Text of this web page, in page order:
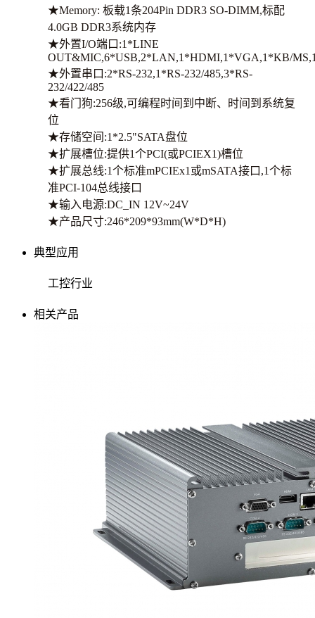
★Memory: 板载1条204Pin DDR3 SO-DIMM,标配
4.0GB DDR3系统内存
★外置I/O端口:1*LINE
OUT&MIC,6*USB,2*LAN,1*HDMI,1*VGA,1*KB/
★外置串口:2*RS-232,1*RS-232/485,3*RS-
232/422/485
★看门狗:256级,可编程时间到中断、时间到系统复
位
★存储空间:1*2.5"SATA盘位
★扩展槽位:提供1个PCI(或PCIEX1)槽位
★扩展总线:1个标准mPCIEx1或mSATA接口,1个标
准PCI-104总线接口
★输入电源:DC_IN 12V~24V
★产品尺寸:246*209*93mm(W*D*H)
典型应用
工控行业
相关产品